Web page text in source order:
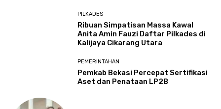
PILKADES
Ribuan Simpatisan Massa Kawal
Anita Amin Fauzi Daftar Pilkades di
Kalijaya Cikarang Utara
PEMERINTAHAN
Pemkab Bekasi Percepat Sertifikasi
Aset dan Penataan LP2B